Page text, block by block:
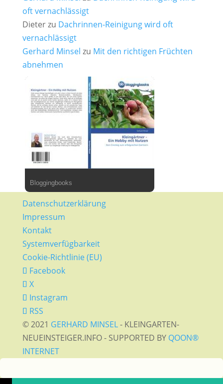
oft vernachlässigt
Dieterzu Dachrinnen-Reinigung wird oft
vernachlässigt
Gerhard Minsel zu Mit den richtigen Früchten
abnehmen
Bloggingbooks
Datenschutzerklärung
Impressum
Kontakt
Systemverfügbarkeit
Cookie-Richtlinie (EU)
Facebook
X
Instagram
RSS
© 2021 GERHARD MINSEL- KLEINGARTEN-
NEUEINSTEIGER.INFO - SUPPORTED BY QOON®
INTERNET